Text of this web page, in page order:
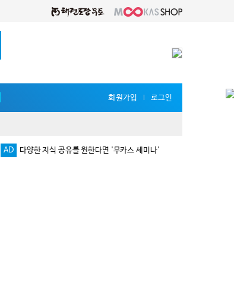
회원가입 l 로그인
AD 다양한 지식 공유를 원한다면 '무카스 세미나'